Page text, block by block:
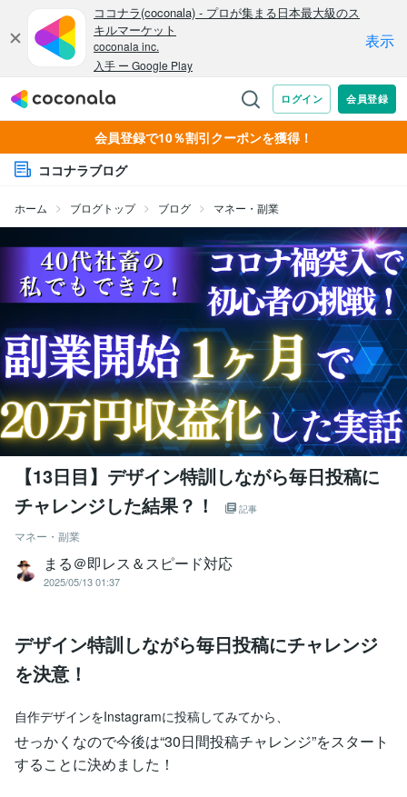
会員登録で10％割引クーポンを獲得！
ココナラブログ
ホーム ブログトップ ブログ マネー・副業
【13日目】デザイン特訓しながら毎日投稿に
チャレンジした結果？！
記事
マネー・副業
まる＠即レス＆スピード対応
2025/05/13 01:37
デザイン特訓しながら毎日投稿にチャレンジ
を決意！
自作デザインをInstagramに投稿してみてから、
せっかくなので今後は“30日間投稿チャレンジ”をスタート
することに決めました！